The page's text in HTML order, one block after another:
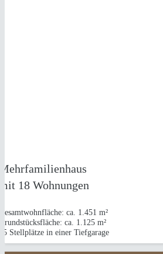
18 Wohnungen
ca. 1.451 m²
ca. 1.125 m²
Stellplätze in einer Tiefgarage